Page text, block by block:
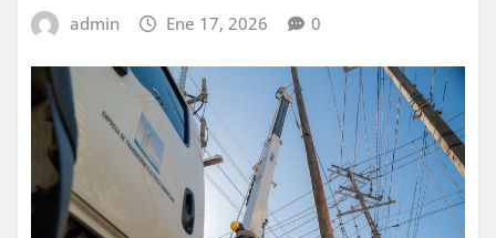
admin Ene 17, 2026 0